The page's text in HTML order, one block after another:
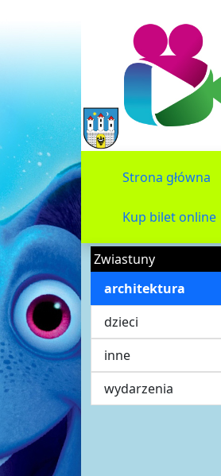
Strona główna
Kup bilet online
Zwiastuny
architektura
dzieci
inne
wydarzenia